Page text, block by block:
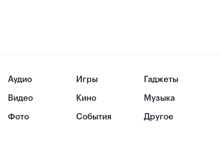
Аудио
Видео
Фото
Игры
Кино
События
Гаджеты
Музыка
Другое